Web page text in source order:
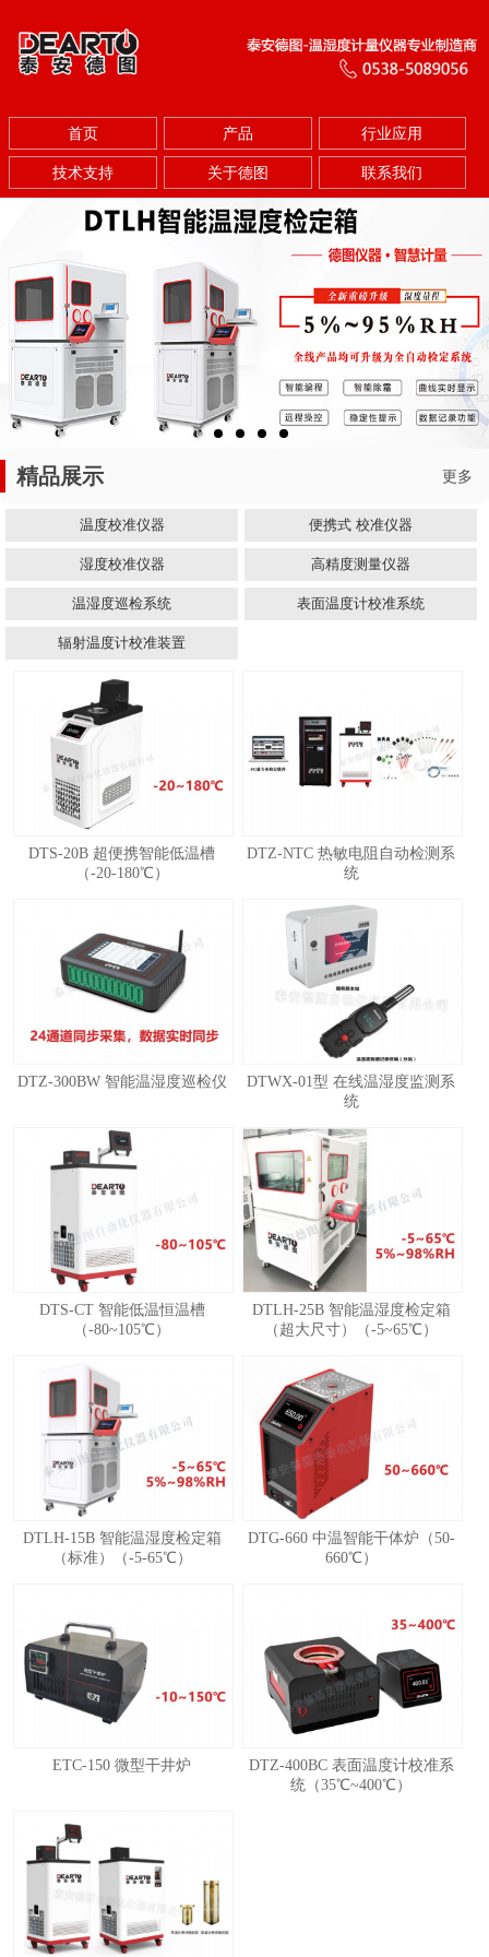
首页 产品 行业应用
技术支持 关于德图 联系我们
3 4
精品展示 更多
温度校准仪器 便携式 校准仪器
湿度校准仪器 高精度测量仪器
温湿度巡检系统 表面温度计校准系统
辐射温度计校准装置
DTS-20B 超便携智能低温槽
（-20-180℃）
DTZ-NTC 热敏电阻自动检测系
统
DTZ-300BW 智能温湿度巡检仪
DTWX-01型 在线温湿度监测系
统
DTS-CT 智能低温恒温槽
（-80~105℃）
DTLH-25B 智能温湿度检定箱
（超大尺寸）（-5~65℃）
DTLH-15B 智能温湿度检定箱
（标准）（-5-65℃）
DTG-660 中温智能干体炉（50-
660℃）
ETC-150 微型干井炉
DTZ-400BC 表面温度计校准系
统（35℃~400℃）